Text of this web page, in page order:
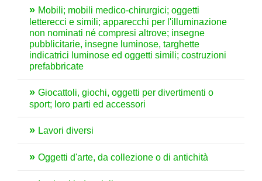
Mobili; mobili medico-chirurgici; oggetti
letterecci e simili; apparecchi per l'illuminazione
non nominati né compresi altrove; insegne
pubblicitarie, insegne luminose, targhette
indicatrici luminose ed oggetti simili; costruzioni
prefabbricate
Giocattoli, giochi, oggetti per divertimenti o
sport; loro parti ed accessori
Lavori diversi
Oggetti d'arte, da collezione o di antichità